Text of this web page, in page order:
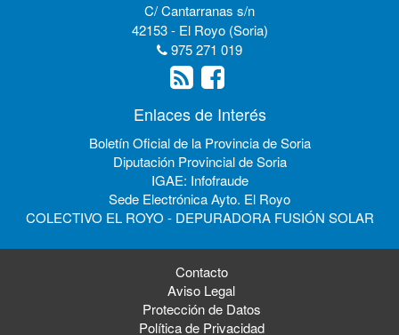
C/ Cantarranas s/n
42153 - El Royo (Soria)
975 271 019
Enlaces de Interés
Boletín Oficial de la Provincia de Soria
Diputación Provincial de Soria
IGAE: Infofraude
Sede Electrónica Ayto. El Royo
COLECTIVO EL ROYO - DEPURADORA FUSIÓN SOLAR
Contacto
Aviso Legal
Protección de Datos
Política de Privacidad